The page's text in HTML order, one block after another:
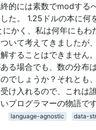
的には素数でmodする
た。 1.25ドルの本に何
にかく、私は何年にもわ
いて考えてきましたが
することはできません
る場合でも、数の分布
でしょうか？それとも
け入れるので、これは
プログラマーの物語で
language-agnostic data-